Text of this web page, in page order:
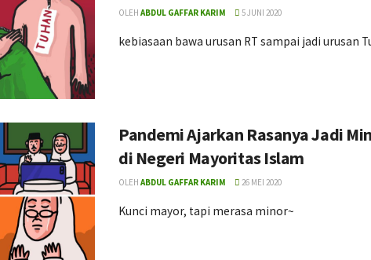
OLEH ABDUL GAFFAR KARIM 5 JUNI 2020
kebiasaan bawa urusan RT sampai jadi urusan
Pandemi Ajarkan Rasanya Jadi
di Negeri Mayoritas Islam
OLEH ABDUL GAFFAR KARIM 26 MEI 2020
Kunci mayor, tapi merasa minor~